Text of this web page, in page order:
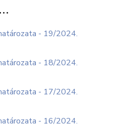
- 19/2024.
- 18/2024.
- 17/2024.
- 16/2024.